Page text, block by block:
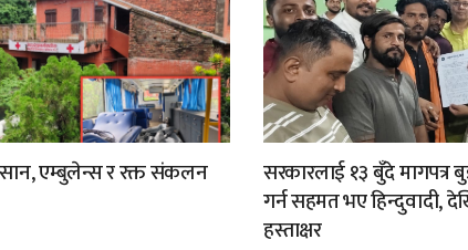
एम्बुलेन्स र रक्त संकलन
सरकारलाई १३ बुँदे
गर्न सहमत भए हिन्दुवादी,
हस्ताक्षर